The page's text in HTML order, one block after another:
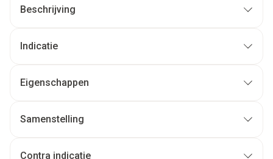
Beschrijving
Indicatie
Eigenschappen
Samenstelling
Contra indicatie